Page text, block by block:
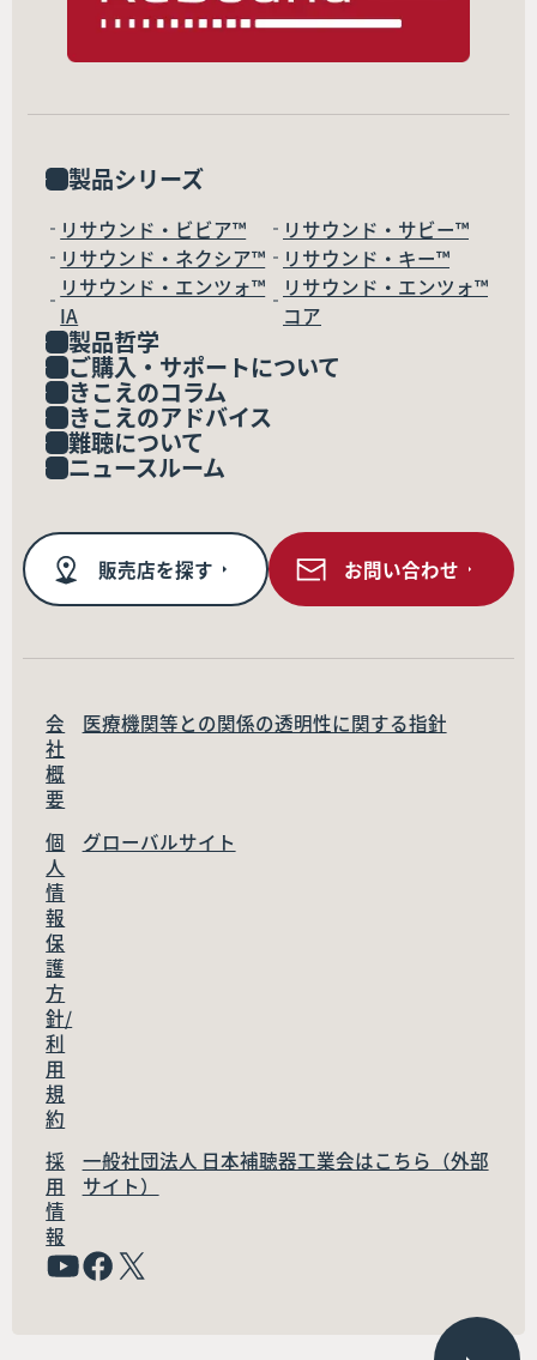
製品シリーズ
リサウンド・ビビア™
リサウンド・サビー™
リサウンド・ネクシア™
リサウンド・キー™
リサウンド・エンツォ™
IA
リサウンド・エンツォ™
コア
製品哲学
ご購入・サポートについて
きこえのコラム
きこえのアドバイス
難聴について
ニュースルーム
販売店を探す お問い合わせ
会
社
概
要
医療機関等との関係の透明性に関する指針
個
人
情
報
保
護
方
針/
利
用
規
約
グローバルサイト
採
用
情
報
一般社団法人 日本補聴器工業会はこちら（外部
サイト）